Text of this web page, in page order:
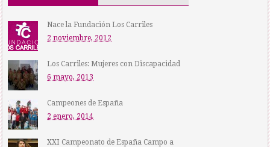
Nace la Fundación Los Carriles
2 noviembre, 2012
Los Carriles: Mujeres con Discapacidad
6 mayo, 2013
Campeones de España
2 enero, 2014
XXI Campeonato de España Campo a